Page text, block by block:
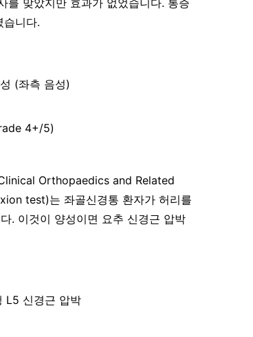
를 맞았지만 효과가 없었습니다. 통증
니다.
(좌측 음성)
4+/5)
Orthopaedics and Related
test)는 좌골신경통 환자가 허리를
. 이것이 양성이면 요추 신경근 압박
L5 신경근 압박